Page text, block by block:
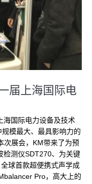
届上海国际电
国际电力设备及技术
模最大、最具影响力的
次展会，KM带来了为预
检测仪SDT270、为关键
球首款超便携式声学成
Pro，高大上的